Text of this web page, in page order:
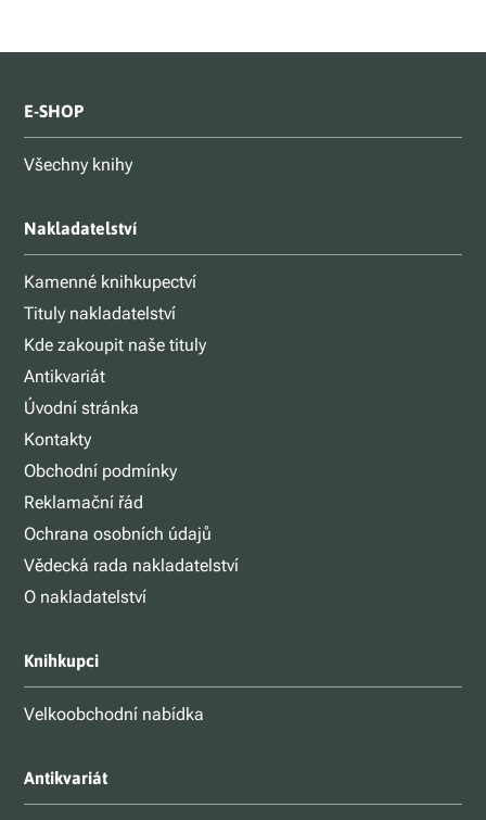
E-SHOP
Všechny knihy
Nakladatelství
Kamenné knihkupectví
Tituly nakladatelství
Kde zakoupit naše tituly
Antikvariát
Úvodní stránka
Kontakty
Obchodní podmínky
Reklamační řád
Ochrana osobních údajů
Vědecká rada nakladatelství
O nakladatelství
Knihkupci
Velkoobchodní nabídka
Antikvariát